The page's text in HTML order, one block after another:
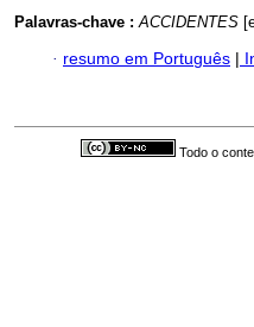
Palavras-chave :ACCIDENTES
· resumo em Português |
Todo o